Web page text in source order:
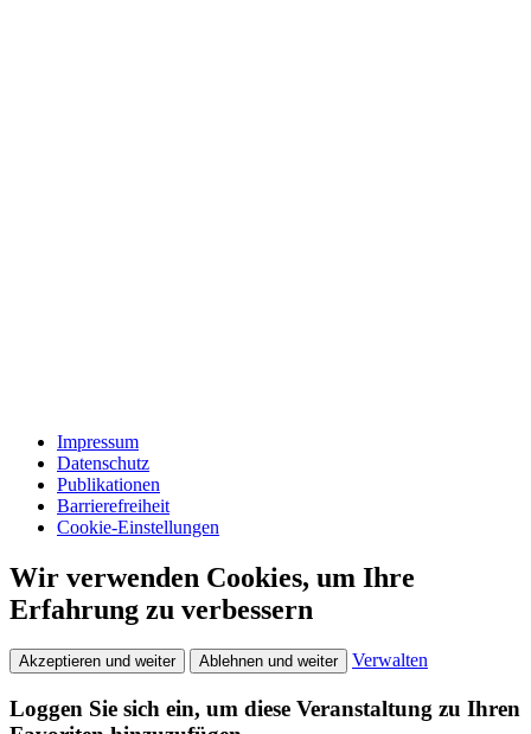
Impressum
Datenschutz
Publikationen
Barrierefreiheit
Cookie-Einstellungen
Wir verwenden Cookies, um Ihre
Erfahrung zu verbessern
Akzeptieren und weiter Ablehnen und weiter Verwalten
Loggen Sie sich ein, um diese Veranstaltung zu Ihren